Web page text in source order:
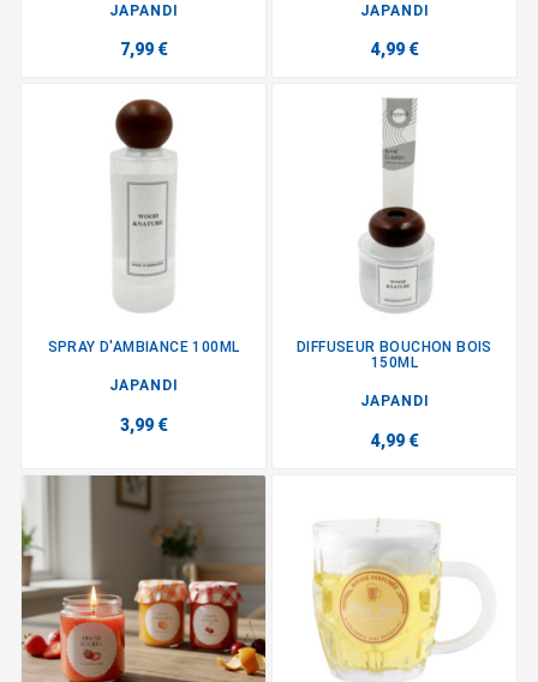
JAPANDI
7,99 €
JAPANDI
4,99 €
SPRAY D'AMBIANCE 100ML
JAPANDI
3,99 €
DIFFUSEUR BOUCHON BOIS
150ML
JAPANDI
4,99 €